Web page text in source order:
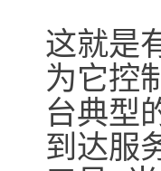
这就是
为它控
台典型
到达服